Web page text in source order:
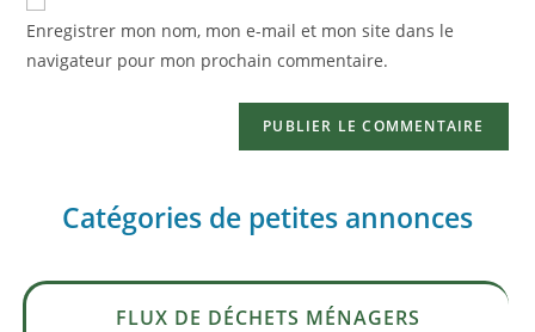
Enregistrer mon nom, mon e-mail et mon site dans le
navigateur pour mon prochain commentaire.
Catégories de petites annonces
FLUX DE DÉCHETS MÉNAGERS